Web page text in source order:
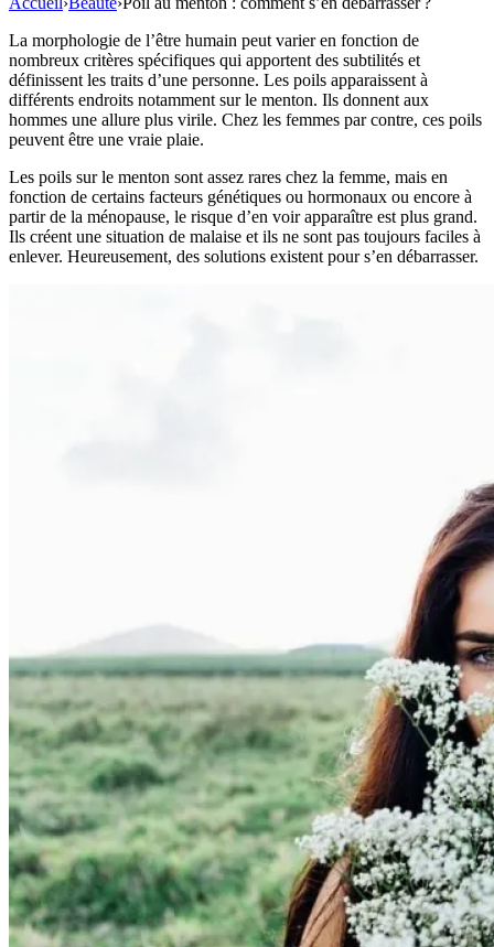
La morphologie de l’être humain peut varier en fonction de
nombreux critères spécifiques qui apportent des subtilités et
définissent les traits d’une personne. Les poils apparaissent à
différents endroits notamment sur le menton. Ils donnent aux
hommes une allure plus virile. Chez les femmes par contre, ces poils
peuvent être une vraie plaie.
Les poils sur le menton sont assez rares chez la femme, mais en
fonction de certains facteurs génétiques ou hormonaux ou encore à
partir de la ménopause, le risque d’en voir apparaître est plus grand.
Ils créent une situation de malaise et ils ne sont pas toujours faciles à
enlever. Heureusement, des solutions existent pour s’en débarrasser.